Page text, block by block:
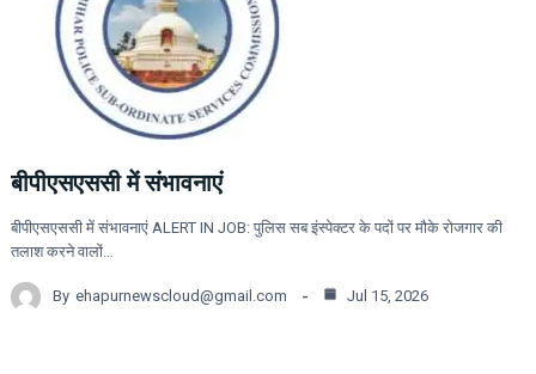
बीपीएसएससी में संभावनाएं
बीपीएसएससी में संभावनाएं ALERT IN JOB: पुलिस सब इंस्पेक्टर के पदों पर मौके रोजगार की
तलाश करने वालों…
By ehapurnewscloud@gmail.com Jul 15, 2026